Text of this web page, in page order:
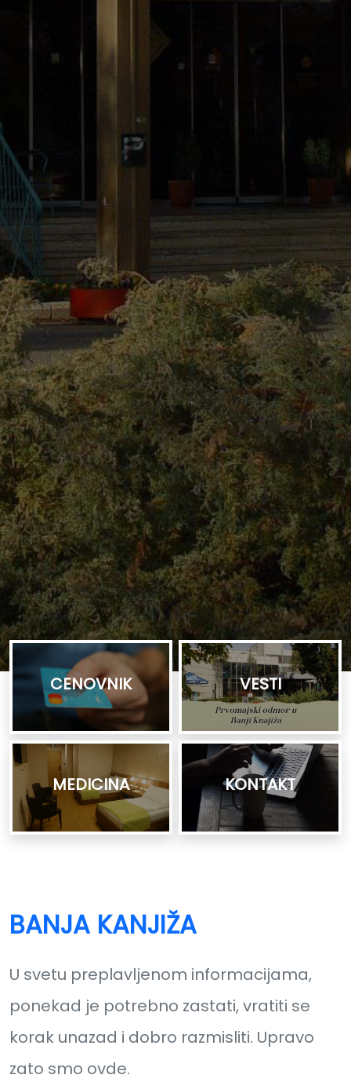
CENOVNIK VESTI
MEDICINA KONTAKT
BANJA KANJIŽA
U svetu preplavljenom informacijama,
ponekad je potrebno zastati, vratiti se
korak unazad i dobro razmisliti. Upravo
zato smo ovde.